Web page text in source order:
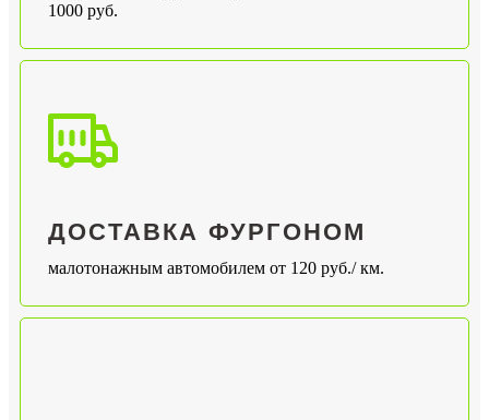
1000 руб.
ДОСТАВКА ФУРГОНОМ
малотонажным автомобилем от 120 руб./ км.